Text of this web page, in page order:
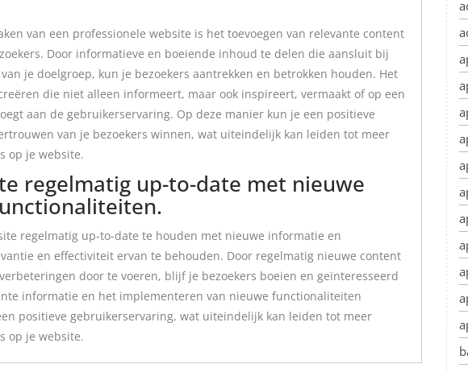
van een professionele website is het toevoegen van relevante content
Door informatieve en boeiende inhoud te delen die aansluit bij
je doelgroep, kun je bezoekers aantrekken en betrokken houden. Het
die niet alleen informeert, maar ook inspireert, vermaakt of op een
aan de gebruikerservaring. Op deze manier kun je een positieve
van je bezoekers winnen, wat uiteindelijk kan leiden tot meer
op je website.
regelmatig up-to-date met nieuwe
regelmatig up-to-date te houden met nieuwe informatie en
en effectiviteit ervan te behouden. Door regelmatig nieuwe content
door te voeren, blijf je bezoekers boeien en geïnteresseerd
informatie en het implementeren van nieuwe functionaliteiten
positieve gebruikerservaring, wat uiteindelijk kan leiden tot meer
op je website.